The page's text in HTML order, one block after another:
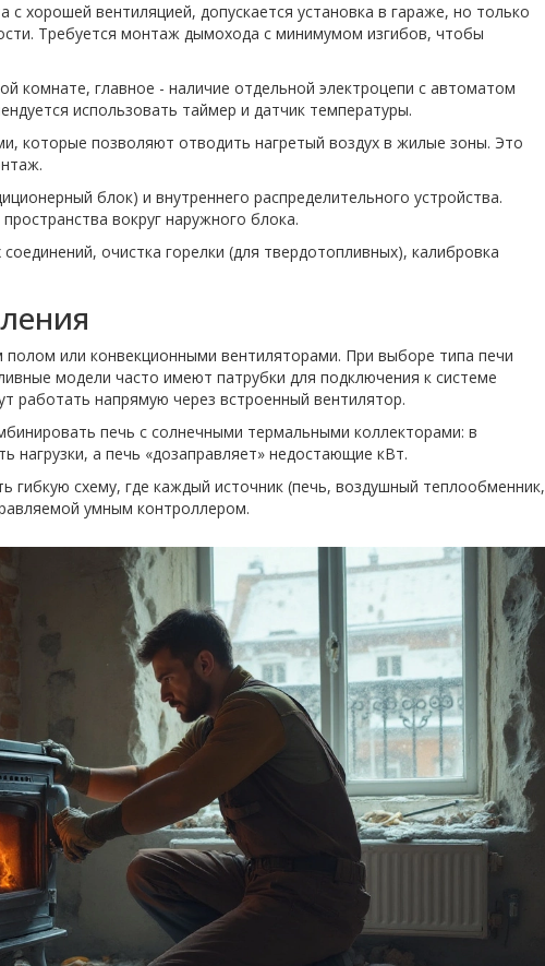
хорошей вентиляцией, допускается установка в гараже, но только
Требуется монтаж дымохода с минимумом изгибов, чтобы
комнате, главное - наличие отдельной электроцепи с автоматом
использовать таймер и датчик температуры.
которые позволяют отводить нагретый воздух в жилые зоны. Это
блок) и внутреннего распределительного устройства.
вокруг наружного блока.
очистка горелки (для твердотопливных), калибровка
полом или конвекционными вентиляторами. При выборе типа печи
модели часто имеют патрубки для подключения к системе
работать напрямую через встроенный вентилятор.
печь с солнечными термальными коллекторами: в
нагрузки, а печь «дозаправляет» недостающие кВт.
гибкую схему, где каждый источник (печь, воздушный теплообменник,
умным контроллером.